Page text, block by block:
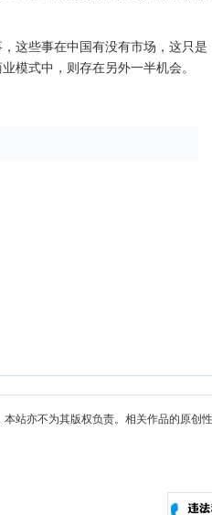
这些事在中国有没有市场，这只是
模式中，则存在另外一半机会。
站亦不为其版权负责。相关作品的原创